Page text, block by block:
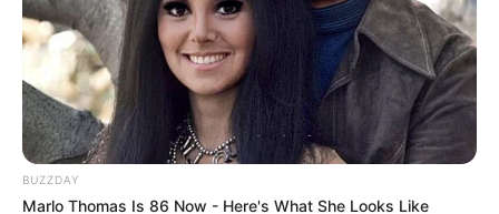
BUZZDAY
Marlo Thomas Is 86 Now - Here's What She Looks Like